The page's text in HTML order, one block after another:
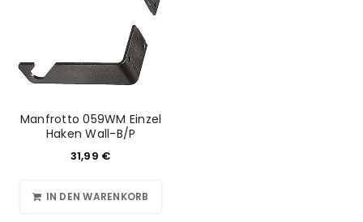
Manfrotto 059WM Einzel
Haken Wall-B/P
31,99 €
IN DEN WARENKORB